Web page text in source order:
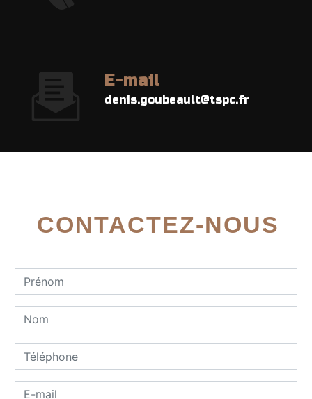
E-mail
denis.goubeault@tspc.fr
CONTACTEZ-NOUS